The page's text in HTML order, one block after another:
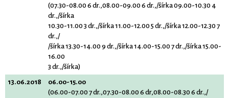
(07.30-08.00 6 dr.,08.00-09.00 6 dr.,/šírka 09.00-10.30 4
dr.,/šírka
10.30-11.00 3 dr.,/šírka 11.00-12.00 5 dr.,/šírka 12.00-12.30 7
dr.,/
/šírka 13.30-14.00 9 dr.,/šírka 14.00-15.00 7 dr.,/šírka 15.00-
16.00
3 dr.,/šírka)
13.06.2018
06.00-15.00
(06.00-07.00 7 dr.,07.30-08.00 6 dr,08.00-08.30 6 dr.,/